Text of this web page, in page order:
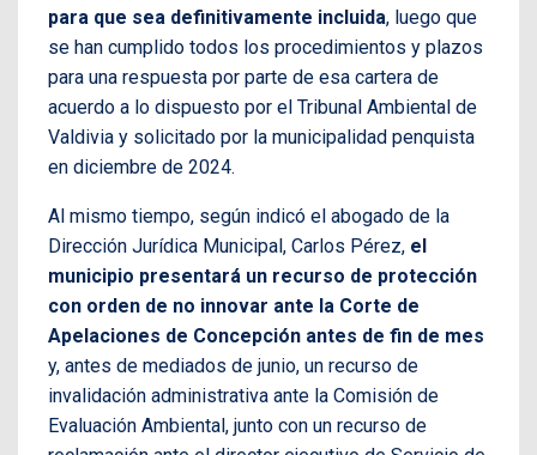
para que sea definitivamente incluida, luego que
se han cumplido todos los procedimientos y plazos
para una respuesta por parte de esa cartera de
acuerdo a lo dispuesto por el Tribunal Ambiental de
Valdivia y solicitado por la municipalidad penquista
en diciembre de 2024.
Al mismo tiempo, según indicó el abogado de la
Dirección Jurídica Municipal, Carlos Pérez, el
municipio presentará un recurso de protección
con orden de no innovar ante la Corte de
Apelaciones de Concepción antes de fin de mes
y, antes de mediados de junio, un recurso de
invalidación administrativa ante la Comisión de
Evaluación Ambiental, junto con un recurso de